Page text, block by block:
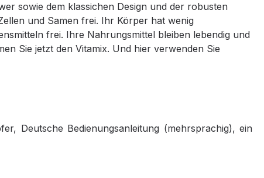
sowie dem klassichen Design und der robusten
und Samen frei. Ihr Körper hat wenig
frei. Ihre Nahrungsmittel bleiben lebendig und
Sie jetzt den Vitamix. Und hier verwenden Sie
Deutsche Bedienungsanleitung (mehrsprachig), ein